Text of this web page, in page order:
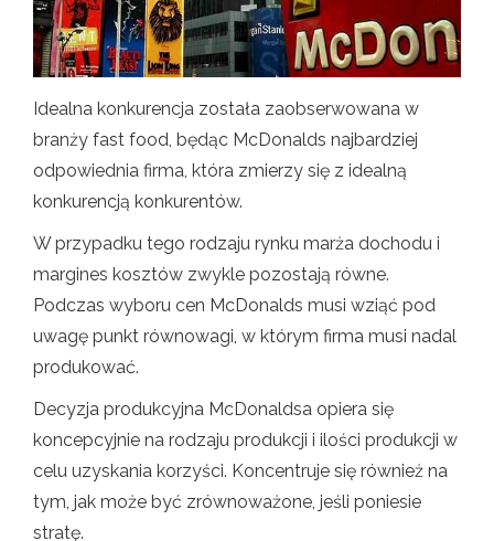
Idealna konkurencja została zaobserwowana w
branży fast food, będąc McDonalds najbardziej
odpowiednia firma, która zmierzy się z idealną
konkurencją konkurentów.
W przypadku tego rodzaju rynku marża dochodu i
margines kosztów zwykle pozostają równe.
Podczas wyboru cen McDonalds musi wziąć pod
uwagę punkt równowagi, w którym firma musi nadal
produkować.
Decyzja produkcyjna McDonaldsa opiera się
koncepcyjnie na rodzaju produkcji i ilości produkcji w
celu uzyskania korzyści. Koncentruje się również na
tym, jak może być zrównoważone, jeśli poniesie
stratę.